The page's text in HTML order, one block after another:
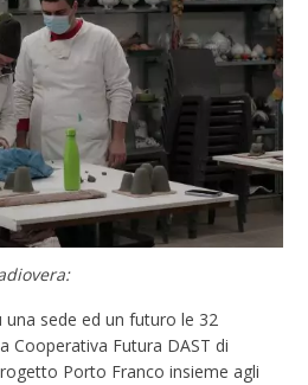
una sede ed un futuro le 32
Cooperativa Futura DAST di
Porto Franco insieme agli